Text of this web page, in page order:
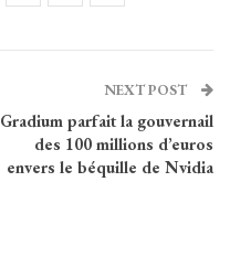
NEXT POST
Gradium parfait la gouvernail
des 100 millions d’euros
envers le béquille de Nvidia